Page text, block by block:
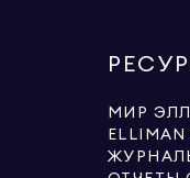
МИР
ELLIMAN